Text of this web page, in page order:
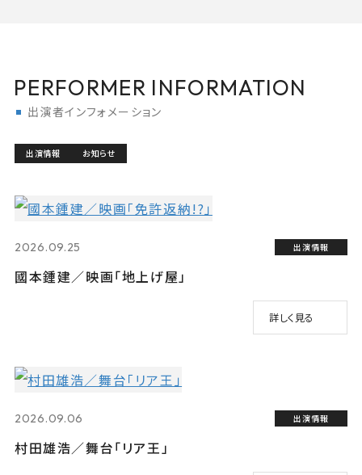
PERFORMER INFORMATION
出演者インフォメーション
出演情報 お知らせ
2026.09.25 出演情報
國本鍾建／映画「地上げ屋」
詳しく見る
2026.09.06 出演情報
村田雄浩／舞台「リア王」